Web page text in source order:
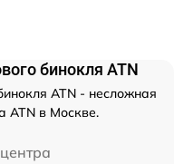
бинокля ATN
ATN - несложная
ATN в Москве.